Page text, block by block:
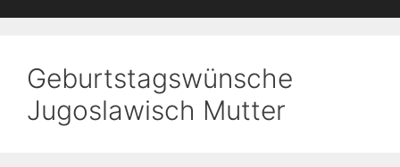
Geburtstagswünsche
Jugoslawisch Mutter